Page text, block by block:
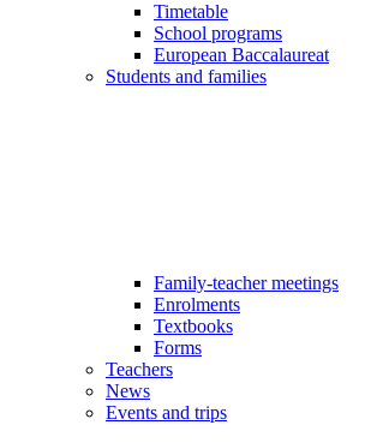
Timetable
School programs
European Baccalaureat
Students and families
Family-teacher meetings
Enrolments
Textbooks
Forms
Teachers
News
Events and trips